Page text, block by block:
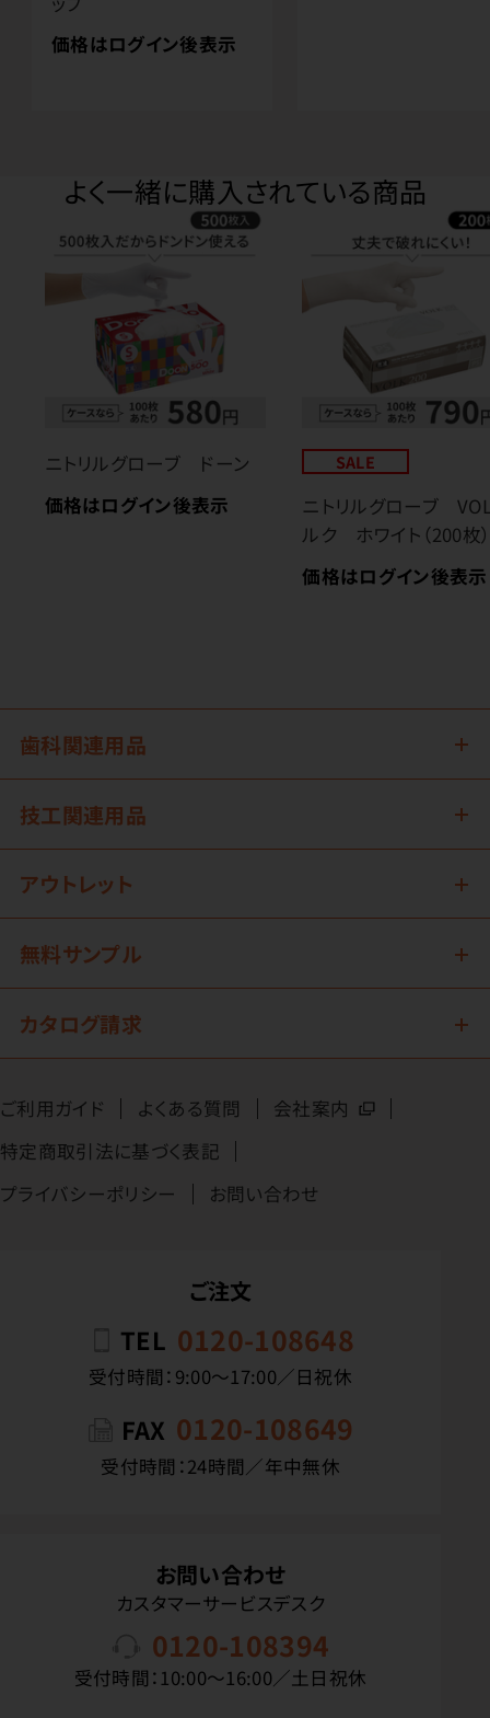
価格はログイン後表示
よく一緒に購入されている商品
ニトリルグローブ ドーン
価格はログイン後表示
SALE
ニトリルグローブ
ルク ホワイト（200枚
価格はログイン後表示
歯科関連用品
技工関連用品
アウトレット
無料サンプル
カタログ請求
ご利用ガイド よくある質問
会社案内
特定商取引法に基づく表記
プライバシーポリシー
お問い合わせ
ご注文
TEL 0120-108648
受付時間：9:00〜17:00／日祝休
FAX 0120-108649
受付時間：24時間／年中無休
お問い合わせ
カスタマーサービスデスク
0120-108394
受付時間：10:00〜16:00／土日祝休